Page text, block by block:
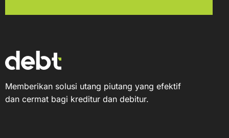
Memberikan solusi utang piutang yang efektif
dan cermat bagi kreditur dan debitur.